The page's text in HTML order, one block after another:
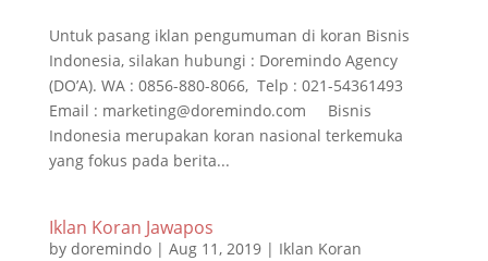
Untuk pasang iklan pengumuman di koran Bisnis
Indonesia, silakan hubungi : Doremindo Agency
(DO’A). WA : 0856-880-8066, Telp : 021-54361493
Email : marketing@doremindo.com Bisnis
Indonesia merupakan koran nasional terkemuka
yang fokus pada berita...
Iklan Koran Jawapos
by doremindo| Aug 11, 2019| Iklan Koran